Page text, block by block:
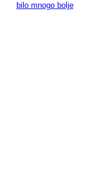
bilo mnogo bolje